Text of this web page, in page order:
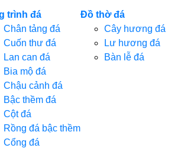
trình đá
Chân tảng đá
Cuốn thư đá
Lan can đá
Bia mộ đá
Chậu cảnh đá
Bậc thềm đá
Cột đá
Rồng đá bậc thềm
Cổng đá
Đồ thờ đá
Cây hương đá
Lư hương đá
Bàn lễ đá